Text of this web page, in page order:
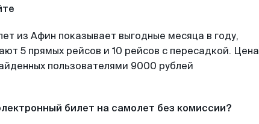
из Афин показывает выгодные месяца в году,
5 прямых рейсов и 10 рейсов с пересадкой. Цена
пользователями 9000 рублей
билет на самолет без комиссии?